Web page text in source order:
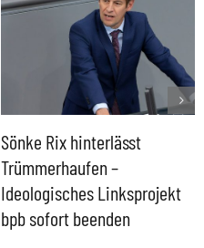
Sönke Rix hinterlässt
Trümmerhaufen –
Ideologisches Linksprojekt
bpb sofort beenden